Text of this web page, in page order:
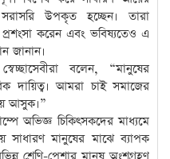
উপকৃত হচ্ছেন। তারা
করেন এবং ভবিষ্যতেও এ
জানান।
বলেন, “মানুষের
দায়িত্ব। আমরা চাই সমাজের
আসুক।”
অভিজ্ঞ চিকিৎসকদের মাধ্যমে
সাধারণ মানুষের মাঝে ব্যাপক